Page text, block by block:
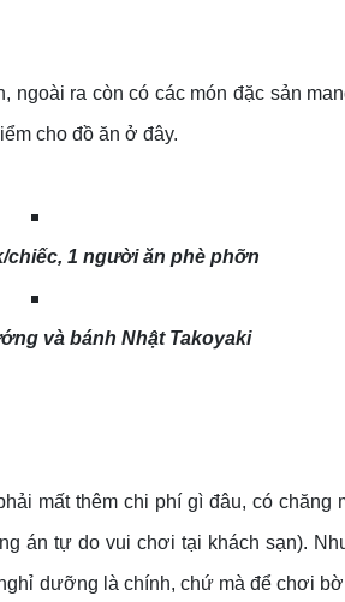
ra còn có các món đặc sản
cho đồ ăn ở đây.
chiếc, 1 người ăn phè phỡn
và bánh Nhật Takoyaki
mất thêm chi phí gì đâu, có
án tự do vui chơi tại khách sạn).
dưỡng là chính, chứ mà để chơi